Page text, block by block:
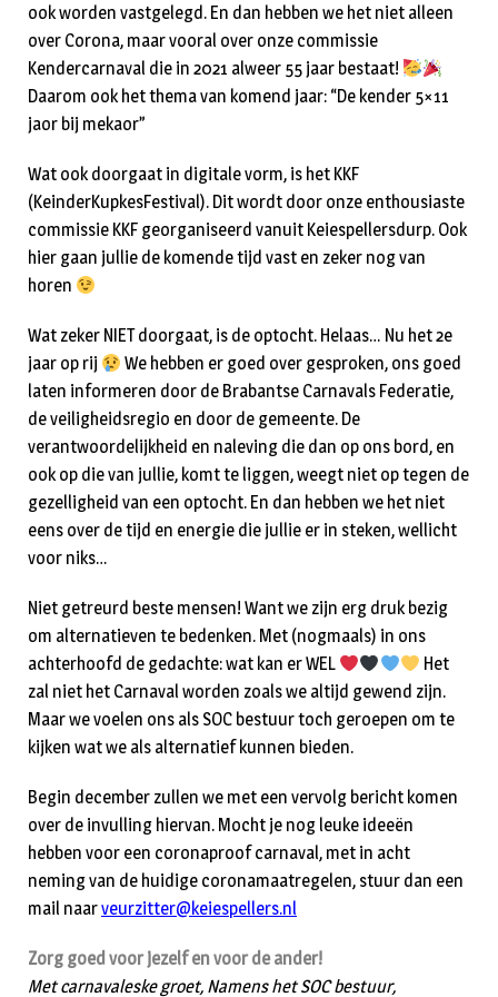
ook worden vastgelegd. En dan hebben we het niet alleen
over Corona, maar vooral over onze commissie
Kendercarnaval die in 2021 alweer 55 jaar bestaat!
Daarom ook het thema van komend jaar: “De kender 5×11
jaor bij mekaor”
Wat ook doorgaat in digitale vorm, is het KKF
(KeinderKupkesFestival). Dit wordt door onze enthousiaste
commissie KKF georganiseerd vanuit Keiespellersdurp. Ook
hier gaan jullie de komende tijd vast en zeker nog van
horen
Wat zeker NIET doorgaat, is de optocht. Helaas… Nu het 2e
jaar op rij
We hebben er goed over gesproken, ons goed
laten informeren door de Brabantse Carnavals Federatie,
de veiligheidsregio en door de gemeente. De
verantwoordelijkheid en naleving die dan op ons bord, en
ook op die van jullie, komt te liggen, weegt niet op tegen de
gezelligheid van een optocht. En dan hebben we het niet
eens over de tijd en energie die jullie er in steken, wellicht
voor niks…
Niet getreurd beste mensen! Want we zijn erg druk bezig
om alternatieven te bedenken. Met (nogmaals) in ons
achterhoofd de gedachte: wat kan er WEL
Het
zal niet het Carnaval worden zoals we altijd gewend zijn.
Maar we voelen ons als SOC bestuur toch geroepen om te
kijken wat we als alternatief kunnen bieden.
Begin december zullen we met een vervolg bericht komen
over de invulling hiervan. Mocht je nog leuke ideeën
hebben voor een coronaproof carnaval, met in acht
neming van de huidige coronamaatregelen, stuur dan een
mail naarveurzitter@keiespellers.nl
Zorg goed voor jezelf en voor de ander!
Met carnavaleske groet, Namens het SOC bestuur,